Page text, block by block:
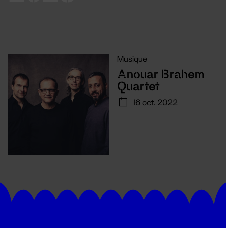
Musique
Anouar Brahem
Quartet
16 oct. 2022